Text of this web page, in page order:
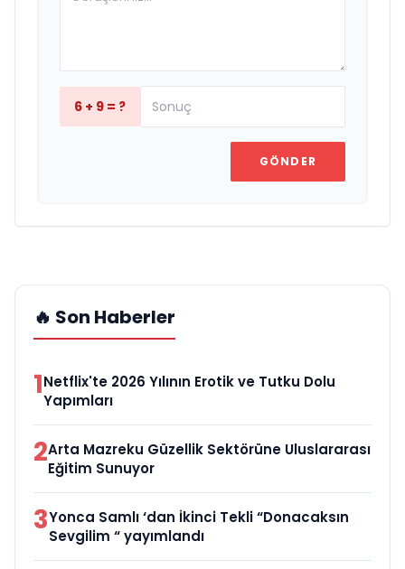
6 + 9 = ?
GÖNDER
🔥 Son Haberler
1Netflix'te 2026 Yılının Erotik ve Tutku Dolu
Yapımları
2Arta Mazreku Güzellik Sektörüne Uluslararası
Eğitim Sunuyor
3Yonca Samlı ‘dan İkinci Tekli “Donacaksın
Sevgilim “ yayımlandı